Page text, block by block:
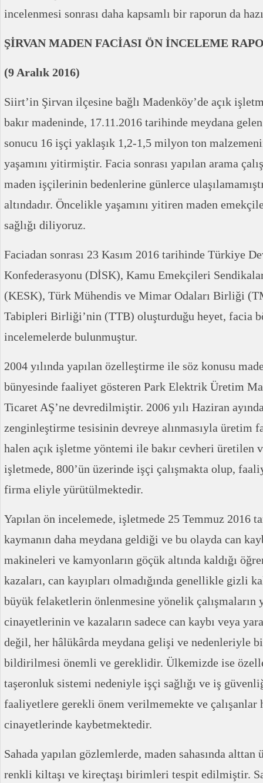
incelenmesi sonrası daha kapsamlı bir raporun da
ŞİRVAN MADEN FACİASI ÖN İNCELEME
(9 Aralık 2016)
Siirt’in Şirvan ilçesine bağlı Madenköy’de açık
bakır madeninde, 17.11.2016 tarihinde meydana
sonucu 16 işçi yaklaşık 1,2-1,5 milyon ton
yaşamını yitirmiştir. Facia sonrası yapılan arama
maden işçilerinin bedenlerine günlerce
altındadır. Öncelikle yaşamını yitiren maden
sağlığı diliyoruz.
Faciadan sonrası 23 Kasım 2016 tarihinde Türkiye
Konfederasyonu (DİSK), Kamu Emekçileri
(KESK), Türk Mühendis ve Mimar Odaları Birliği
Tabipleri Birliği’nin (TTB) oluşturduğu heyet, facia
incelemelerde bulunmuştur.
2004 yılında yapılan özelleştirme ile söz konusu
bünyesinde faaliyet gösteren Park Elektrik Üretim
Ticaret AŞ’ne devredilmiştir. 2006 yılı Haziran
zenginleştirme tesisinin devreye alınmasıyla üretim
halen açık işletme yöntemi ile bakır cevheri üretilen
işletmede, 800’ün üzerinde işçi çalışmakta olup,
firma eliyle yürütülmektedir.
Yapılan ön incelemede, işletmede 25 Temmuz 2016
kaymanın daha meydana geldiği ve bu olayda can
makineleri ve kamyonların göçük altında kaldığı
kazaları, can kayıpları olmadığında genellikle gizli
büyük felaketlerin önlenmesine yönelik çalışmaların
cinayetlerinin ve kazaların sadece can kaybı veya
değil, her hâlükârda meydana gelişi ve nedenleriyle
bildirilmesi önemli ve gereklidir. Ülkemizde ise
taşeronluk sistemi nedeniyle işçi sağlığı ve iş
faaliyetlere gerekli önem verilmemekte ve çalışanlar
cinayetlerinde kaybetmektedir.
Sahada yapılan gözlemlerde, maden sahasında
renkli kiltaşı ve kireçtaşı birimleri tespit edilmiştir.